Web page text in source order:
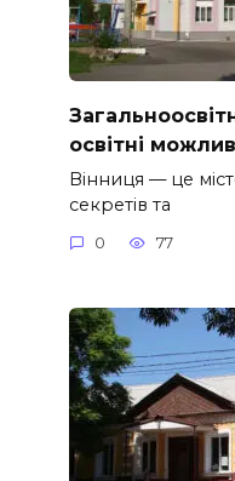
освітні
Вінниця — це
секретів та
0 77